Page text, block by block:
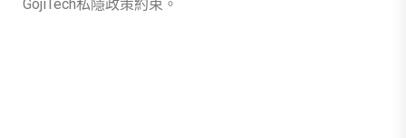
GojiTech私隱政策約束。